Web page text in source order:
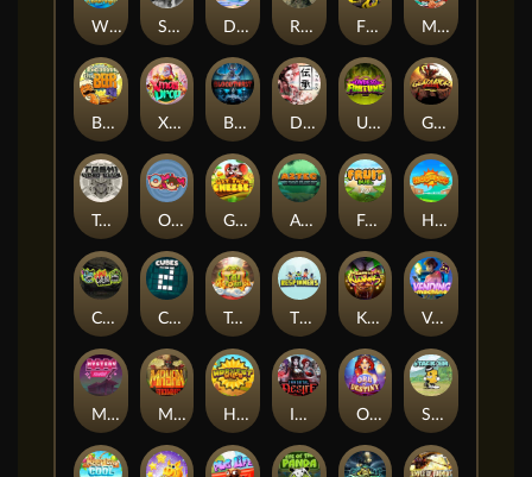
Wishbringer Slayers Inc Dorks of The Deep Rotten FRKN Bananas Marlin Master
Benny The Beer Xmas Drop Bloodthirst Densho Undead Fortune Gladiator Legends
Toshi Video Club OmNom Get The Cheese Aztec Twist Fruit Duel Hop'n'Pop
Chaos Crew Cubes 2 Tai The Toad The Respinners Klowns Vending Machine
Mystery Motel Mayan Stackways Harvest Wilds Immortal Desire Orb of Destiny Stack'em